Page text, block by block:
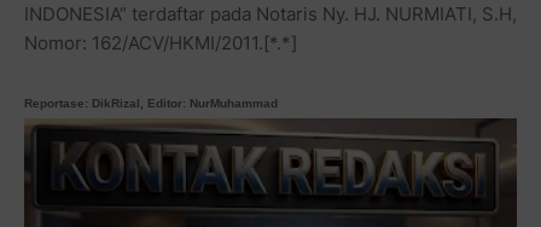
INDONESIA” terdaftar pada Notaris Ny. HJ. NURMIATI, S.H,
Nomor: 162/ACV/HKMI/2011.[*.*]
Reportase: DikRizal, Editor: NurMuhammad